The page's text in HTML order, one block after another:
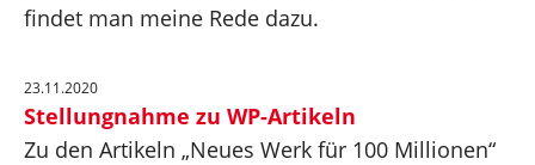
findet man meine Rede dazu.
23.11.2020
Stellungnahme zu WP-Artikeln
Zu den Artikeln „Neues Werk für 100 Millionen“